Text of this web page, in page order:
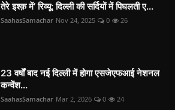
तेरे इश्क़ में’ रिव्यू: दिल्ली की सर्दियों में पिघलती ए...
SaahasSamachar Nov 24, 2025 0 26
23 वर्षों बाद नई दिल्ली में होगा एसजेएफआई नेशनल
कन्वेंश...
SaahasSamachar Mar 2, 2026 0 24